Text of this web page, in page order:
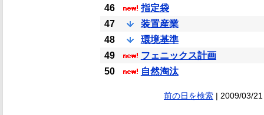
46
指定袋
47
装置産業
48
環境基準
49
フェニックス計画
50
自然淘汰
前の日を検索| 2009/03/